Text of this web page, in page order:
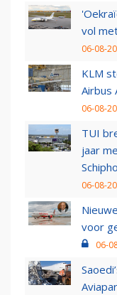
vol
06-08-
KLM
Airbus
06-08-
TUI
jaar
06-08-
voor
06-